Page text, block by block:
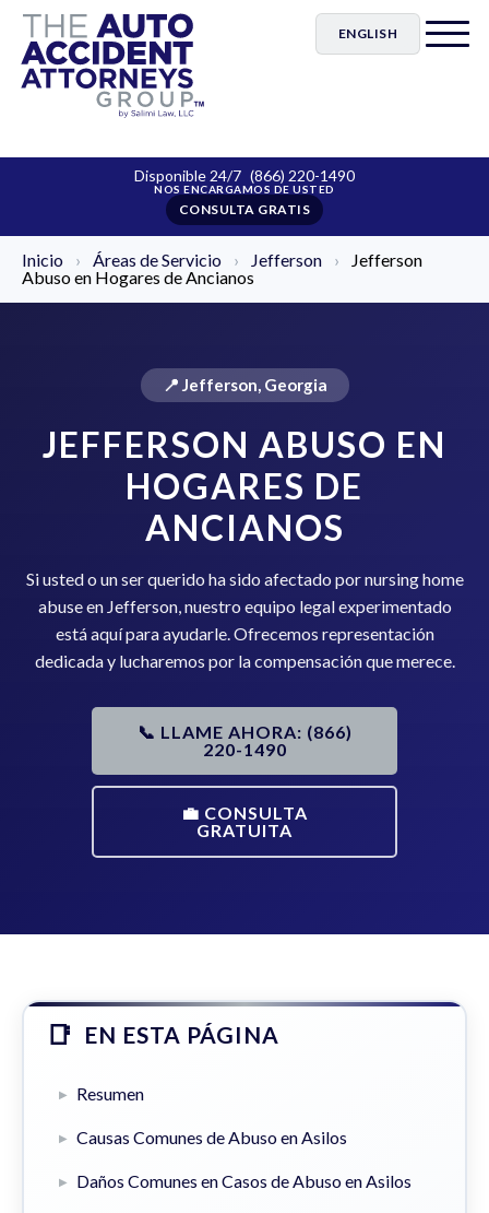
ENGLISH
Disponible 24/7 (866) 220-1490
CONSULTA GRATIS
Inicio › Áreas de Servicio › Jefferson ›
Jefferson
Abuso en Hogares de Ancianos
📍 Jefferson, Georgia
JEFFERSON ABUSO EN
HOGARES DE
ANCIANOS
Si usted o un ser querido ha sido afectado por nursing home
abuse en Jefferson, nuestro equipo legal experimentado
está aquí para ayudarle. Ofrecemos representación
dedicada y lucharemos por la compensación que merece.
📞 LLAME AHORA: (866)
220-1490
💼 CONSULTA
GRATUITA
EN ESTA PÁGINA
Resumen
Causas Comunes de Abuso en Asilos
Daños Comunes en Casos de Abuso en Asilos